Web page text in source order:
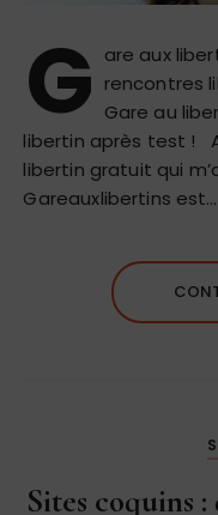
G are aux
rencontres
Gare au
libertin après test !
libertin gratuit qui
Gareauxlibertins est…
Sites coquins